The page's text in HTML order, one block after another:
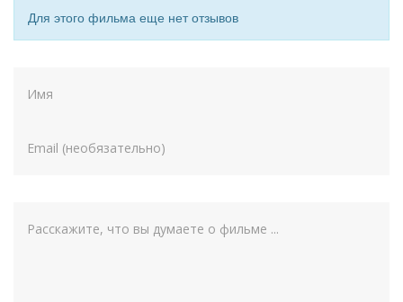
Для этого фильма еще нет отзывов